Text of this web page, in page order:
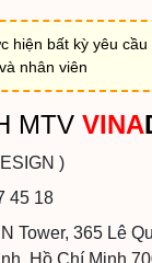
hiện bất kỳ yêu cầu
nhân viên
MTV VINA
)
45 18
Tower, 365 Lê
Hồ Chí Minh